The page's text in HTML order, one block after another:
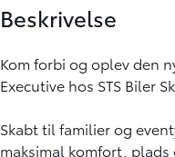
Beskrivelse
Kom forbi og oplev den
Executive hos STS Biler
Skabt til familier og
maksimal komfort,